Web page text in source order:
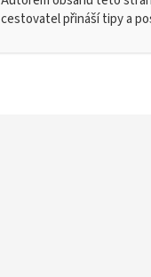
cestovatel přináší tipy a